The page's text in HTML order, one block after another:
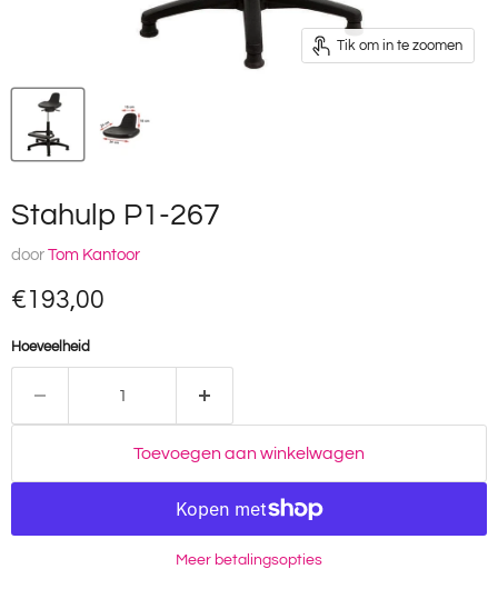
Tik om in te zoomen
Stahulp P1-267
door Tom Kantoor
Huidige prijs
€193,00
Hoeveelheid
Toevoegen aan winkelwagen
Meer betalingsopties